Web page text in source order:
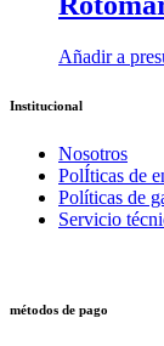
Añadir a
Institucional
Nosotros
PolÍticas de
Políticas de
Servicio
métodos de pago